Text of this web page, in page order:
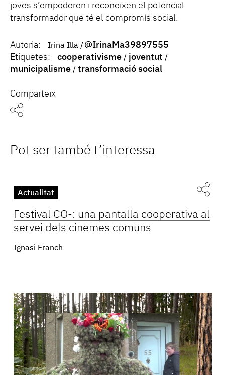
joves s’empoderen i reconeixen el potencial
transformador que té el compromís social.
Autoria: Irina Illa
@IrinaMa39897555
Etiquetes:
cooperativisme
joventut
municipalisme
transformació social
Comparteix
Pot ser també t’interessa
Actualitat
Festival CO-: una pantalla cooperativa al
servei dels cinemes comuns
Ignasi Franch